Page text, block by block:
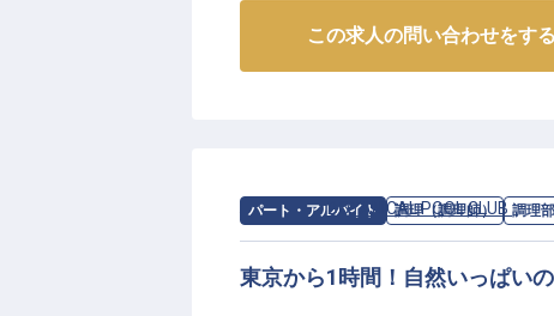
【この企業・施設について】
南房総、熱海、伊東で気軽に利用
ました！今後は施設リニューアル
この求人の問い合わせをする
パート・アルバイト 調理（調理師） 調理
求人情報：BOTANICAL POOL CLUB の調
東京から1時間！自然いっぱい